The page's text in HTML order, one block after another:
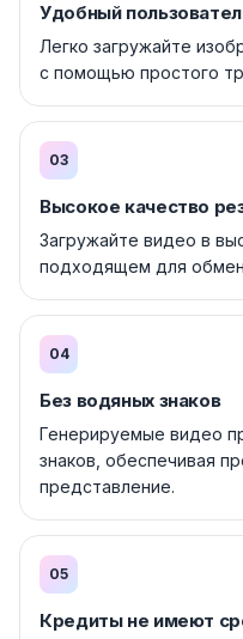
Удобный
Легко загружайте
с помощью простого
03
Высокое качество
Загружайте видео в
подходящем для
04
Без водяных знаков
Генерируемые видео
знаков, обеспечивая
представление.
05
Кредиты не имеют